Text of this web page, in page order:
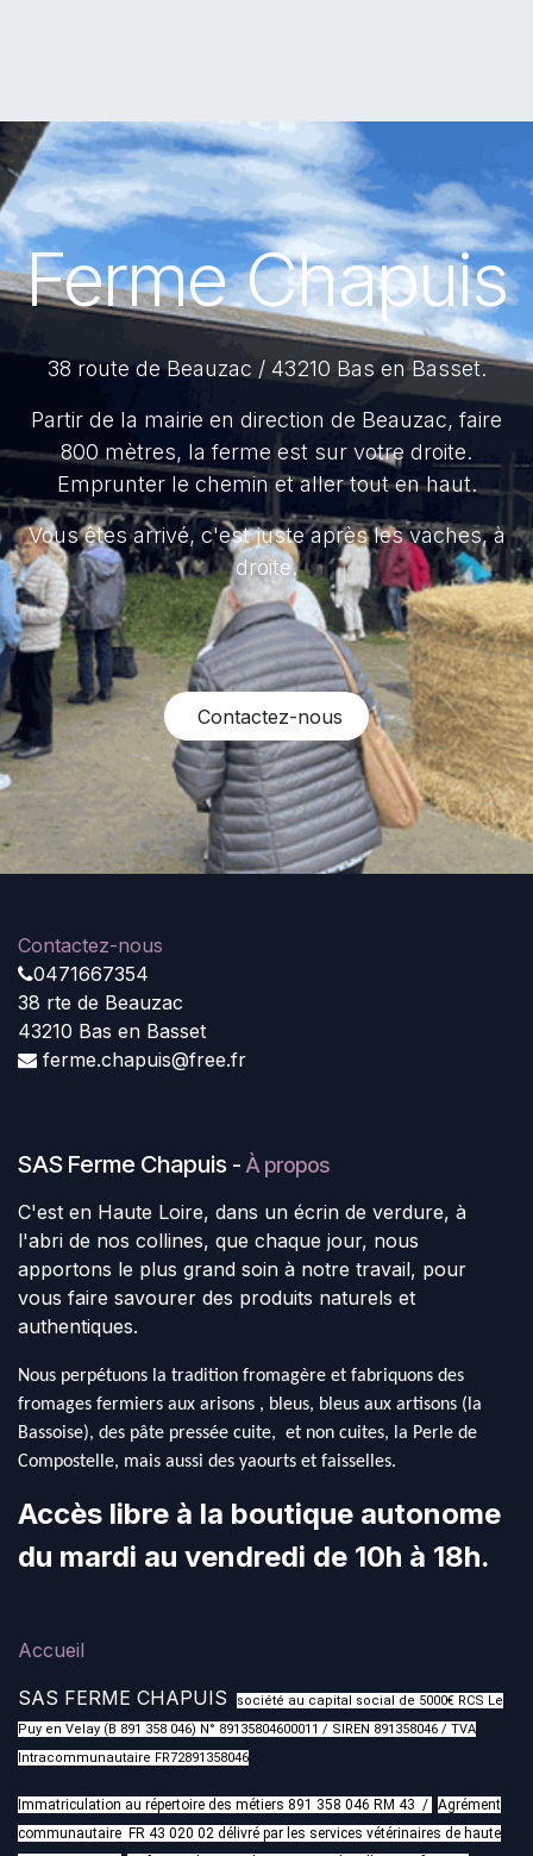
Ferme Chapuis
38 route de Beauzac / 43210 Bas en Basset.
Partir de la mairie en direction de Beauzac, faire
800 mètres, la ferme est sur votre droite.
Emprunter le chemin et aller tout en haut.
Vous êtes arrivé, c'est juste après les vaches, à
droite.
Contactez-nous
Contactez-nous
0471667354
38 rte de Beauzac
43210 Bas en Basset
ferme.chapuis@free.fr
SAS Ferme Chapuis - À propos
C'est en Haute Loire, dans un écrin de verdure, à
l'abri de nos collines, que chaque jour, nous
apportons le plus grand soin à notre travail, pour
vous faire savourer des produits naturels et
authentiques.
Nous perpétuons la tradition fromagère et fabriquons des
fromages fermiers aux arisons , bleus, bleus aux artisons (la
Bassoise), des pâte pressée cuite, et non cuites, la Perle de
Compostelle, mais aussi des yaourts et faisselles.
Accès libre à la boutique autonome
du mardi au vendredi de 10h à 18h.
Accueil
SAS FERME CHAPUIS
société au capital social de 5000€ RCS Le
Puy en Velay (B 891 358 046) N° 89135804600011 / SIREN 891358046 / TVA
Intracommunautaire FR72891358046
Immatriculation au répertoire des métiers 891 358 046 RM 43 / Agrément
communautaire FR 43 020 02 délivré par les services vétérinaires de haute